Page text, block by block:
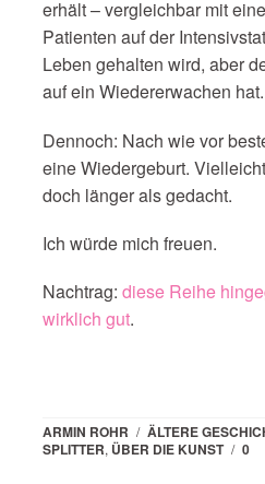
erhält – vergleichbar mit
Patienten auf der
Leben gehalten wird, aber
auf ein Wiedererwachen hat.
Dennoch: Nach wie vor
eine Wiedergeburt.
doch länger als gedacht.
Ich würde mich freuen.
Nachtrag: diese Reihe
wirklich gut.
ARMIN ROHR / ÄLTERE
SPLITTER, ÜBER DIE KUNST / 0